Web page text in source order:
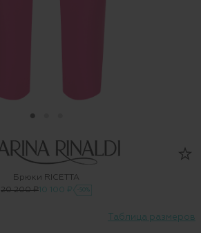
Брюки RICETTA
20 200 ₽ 10 100 ₽ -50%
Таблица размеров